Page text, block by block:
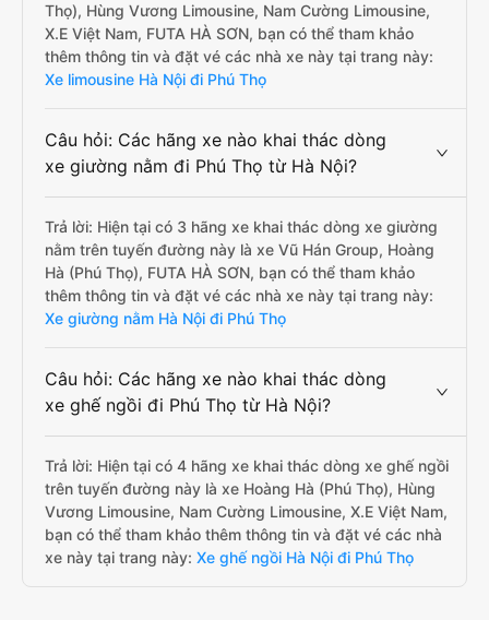
Thọ), Hùng Vương Limousine, Nam Cường Limousine,
X.E Việt Nam, FUTA HÀ SƠN, bạn có thể tham khảo
thêm thông tin và đặt vé các nhà xe này tại trang này:
Xe limousine Hà Nội đi Phú Thọ
Câu hỏi: Các hãng xe nào khai thác dòng
xe giường nằm đi Phú Thọ từ Hà Nội?
Trả lời: Hiện tại có 3 hãng xe khai thác dòng xe giường
nằm trên tuyến đường này là xe Vũ Hán Group, Hoàng
Hà (Phú Thọ), FUTA HÀ SƠN, bạn có thể tham khảo
thêm thông tin và đặt vé các nhà xe này tại trang này:
Xe giường nằm Hà Nội đi Phú Thọ
Câu hỏi: Các hãng xe nào khai thác dòng
xe ghế ngồi đi Phú Thọ từ Hà Nội?
Trả lời: Hiện tại có 4 hãng xe khai thác dòng xe ghế ngồi
trên tuyến đường này là xe Hoàng Hà (Phú Thọ), Hùng
Vương Limousine, Nam Cường Limousine, X.E Việt Nam,
bạn có thể tham khảo thêm thông tin và đặt vé các nhà
xe này tại trang này: Xe ghế ngồi Hà Nội đi Phú Thọ